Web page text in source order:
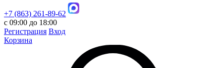
+7 (863) 261-89-62
с 09:00 до 18:00
Регистрация Вход
Корзина